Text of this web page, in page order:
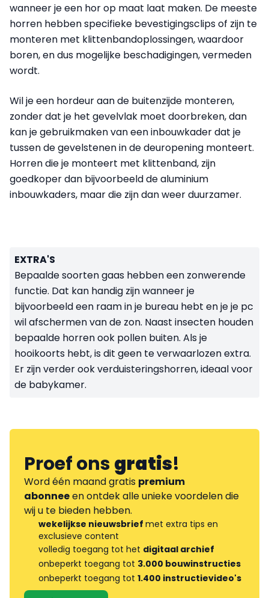
wanneer je een hor op maat laat maken. De meeste
horren hebben specifieke bevestigingsclips of zijn te
monteren met klittenband­oplossingen, waardoor
boren, en dus mogelijke beschadigingen, vermeden
wordt.
Wil je een hordeur aan de buitenzijde monteren,
zonder dat je het gevelvlak moet doorbreken, dan
kan je gebruikmaken van een inbouwkader dat je
tussen de gevelstenen in de deuropening monteert.
Horren die je monteert met klittenband, zijn
goedkoper dan bijvoorbeeld de aluminium
inbouwkaders, maar die zijn dan weer duurzamer.
EXTRA'S
Bepaalde soorten gaas hebben een zonwerende
functie. Dat kan handig zijn wanneer je
bijvoorbeeld een raam in je bureau hebt en je je pc
wil afschermen van de zon. Naast insecten houden
bepaalde horren ook pollen buiten. Als je
hooikoorts hebt, is dit geen te verwaarlozen extra.
Er zijn verder ook verduisteringshorren, ideaal voor
de babykamer.
Proef onsgratis!
Word één maand gratis premium
abonneeen ontdek alle unieke voordelen die
wij u te bieden hebben.
wekelijkse nieuwsbrief met extra tips en
exclusieve content
volledig toegang tot het digitaal archief
onbeperkt toegang tot 3.000 bouwinstructies
onbeperkt toegang tot 1.400 instructievideo's